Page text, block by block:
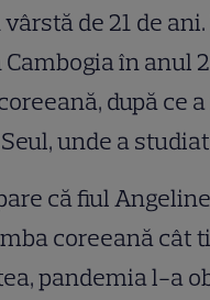
de 21 de
Cambogia în anul
după ce
unde a
că fiul
coreeană cât
pandemia l-a